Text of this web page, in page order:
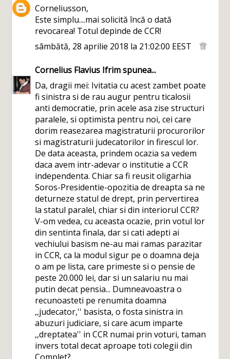
Corneliusson,
Este simplu....mai solicită încă o dată
revocarea! Totul depinde de CCR!
sâmbătă, 28 aprilie 2018 la 21:02:00 EEST
Cornelius Flavius Ifrimspunea...
Da, dragii mei: Ivitatia cu acest zambet poate
fi sinistra si de rau augur pentru ticalosii
anti democratie, prin acele asa zise structuri
paralele, si optimista pentru noi, cei care
dorim reasezarea magistraturii procurorilor
si magistraturii judecatorilor in firescul lor.
De data aceasta, prindem ocazia sa vedem
daca avem intr-adevar o institutie a CCR
independenta. Chiar sa fi reusit oligarhia
Soros-Presidentie-opozitia de dreapta sa ne
deturneze statul de drept, prin pervertirea
la statul paralel, chiar si din interiorul CCR?
V-om vedea, cu aceasta ocazie, prin votul lor
din sentinta finala, dar si cati adepti ai
vechiului basism ne-au mai ramas parazitar
in CCR, ca la modul sigur pe o doamna deja
o am pe lista, care primeste si o pensie de
peste 20.000 lei, dar si un salariu nu mai
putin decat pensia... Dumneavoastra o
recunoasteti pe renumita doamna
,,judecator,'' basista, o fosta sinistra in
abuzuri judiciare, si care acum imparte
,,dreptatea'' in CCR numai prin voturi, taman
invers total decat aproape toti colegii din